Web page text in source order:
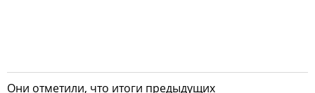
Они отметили, что итоги предыдущих